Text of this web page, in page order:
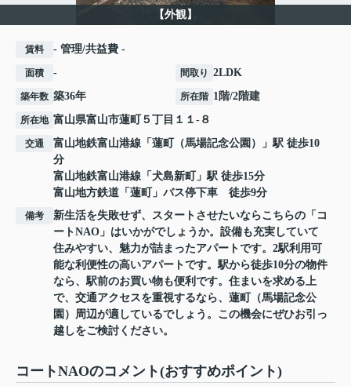
【外観】
賃料 - 管理/共益費 -
面積 - 間取り 2LDK
築年数 築36年 所在階 1階/2階建
所在地 富山県富山市蓮町 ５丁目１１-８
交通 富山地鉄富山港線 「 蓮町（馬場記念公園）
」駅 徒歩10
分
富山地鉄富山港線 「 犬島新町
」駅 徒歩15分
富山地方鉄道「蓮町」バス停下車 徒歩9分
備考
新生活を失敗せず、スタートさせたいならこちらの「コ
ートNAO」はいかがでしょうか。設備も充実していて
住みやすい、魅力が詰まったアパートです。2駅利用可
能な利便性の高いアパートです。駅から徒歩10分の物件
なら、駅前のお買い物も便利です。住まいを求める上
で、交通アクセスを重視するなら、蓮町（馬場記念公
園）周辺が適しているでしょう。この機会にぜひお引っ
越しをご検討ください。
コートNAOのコメント(おすすめポイント)